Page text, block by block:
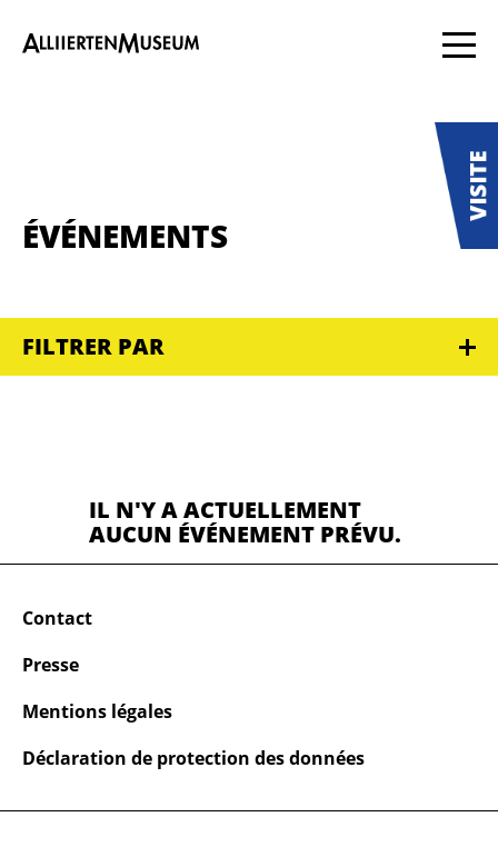
ÉVÉNEMENTS
FILTRER PAR
IL N'Y A ACTUELLEMENT
AUCUN ÉVÉNEMENT PRÉVU.
Contact
Presse
Mentions légales
Déclaration de protection des données